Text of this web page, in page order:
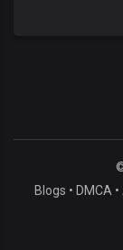
Blogs • DMCA •